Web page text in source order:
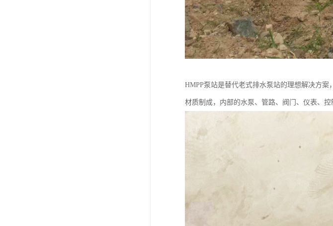
HMPP泵站是替代老式排水泵站的理想解决方
材质制成，内部的水泵、管路、阀门、仪表、